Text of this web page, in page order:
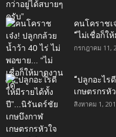
คนโคราชเ
“ไม่เชื่อก็ใ
กรกฎาคม 11,
“ปลูกอะไร
เกษตรกรหั
สิงหาคม 1,